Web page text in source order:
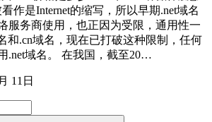
作是Internet的缩写，所以早期.net域名
服务商使用，也正因为受限，通用性一
和.cn域名，现在已打破这种限制，任何
.net域名。 在我国，截至20…
11日